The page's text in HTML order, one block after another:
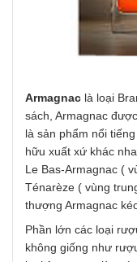
Armagnac là loại
sách, Armagnac
là sản phẩm nổi
hữu xuất xứ khác
Le Bas-Armagnac (
Ténarèze ( vùng
thượng Armagnac
Phần lớn các loại
không giống như